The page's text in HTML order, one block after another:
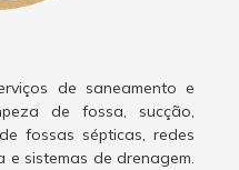
de saneamento e
de fossa, sucção,
fossas sépticas, redes
sistemas de drenagem.